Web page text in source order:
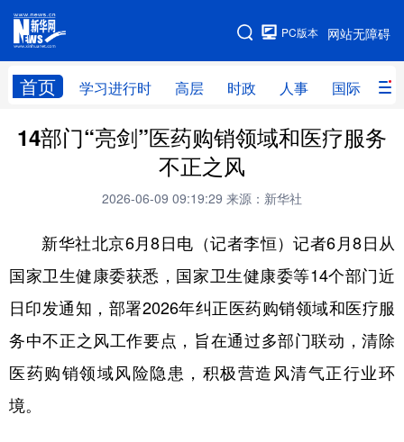
网站无障碍
PC版本
首页 学习进行时 高层 时政 人事 国际 财
网站地图
学习进行时 高层 时政 人事
财经 网评
全球连线
科技 科创 量子 体育
文化 书画 健康 军事
法律 中央文件 金融 汽车
14部门“亮剑”医药购销领域和医疗服务
不正之风
2026-06-09 09:19:29 来源：新华社
新华社北京6月8日电（记者李恒）记者6月8日从
国家卫生健康委获悉，国家卫生健康委等14个部门近
日印发通知，部署2026年纠正医药购销领域和医疗服
务中不正之风工作要点，旨在通过多部门联动，清除
医药购销领域风险隐患，积极营造风清气正行业环
境。